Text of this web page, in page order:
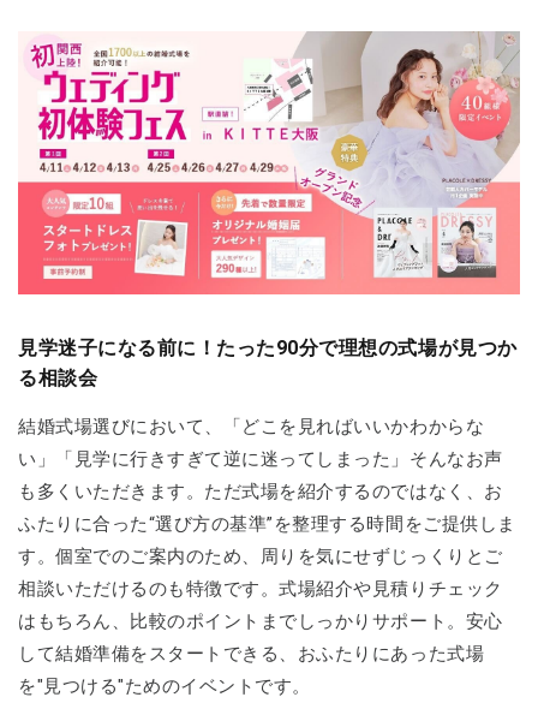
見学迷子になる前に！たった90分で理想の式場が見つか
る相談会
結婚式場選びにおいて、「どこを見ればいいかわからな
い」「見学に行きすぎて逆に迷ってしまった」そんなお声
も多くいただきます。ただ式場を紹介するのではなく、お
ふたりに合った“選び方の基準”を整理する時間をご提供しま
す。個室でのご案内のため、周りを気にせずじっくりとご
相談いただけるのも特徴です。式場紹介や見積りチェック
はもちろん、比較のポイントまでしっかりサポート。安心
して結婚準備をスタートできる、おふたりにあった式場
を"見つける"ためのイベントです。